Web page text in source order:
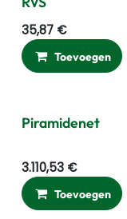
35,87 €
Toevoegen
Piramidenet
3.110,53 €
Toevoegen